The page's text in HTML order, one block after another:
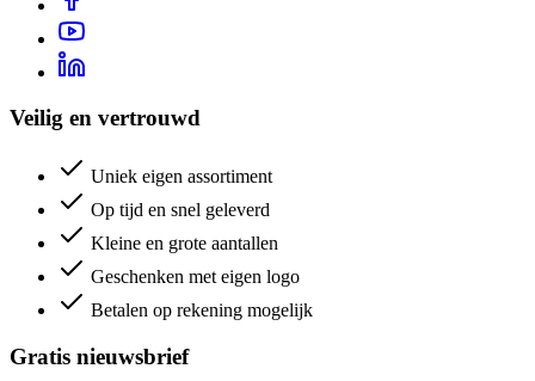
Veilig en vertrouwd
Uniek eigen assortiment
Op tijd en snel geleverd
Kleine en grote aantallen
Geschenken met eigen logo
Betalen op rekening mogelijk
Gratis nieuwsbrief